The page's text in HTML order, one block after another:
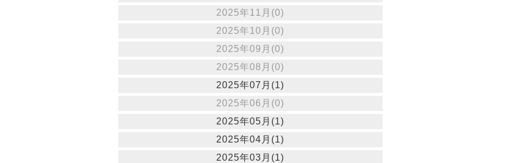
2025年11月(0)
2025年10月(0)
2025年09月(0)
2025年08月(0)
2025年07月(1)
2025年06月(0)
2025年05月(1)
2025年04月(1)
2025年03月(1)